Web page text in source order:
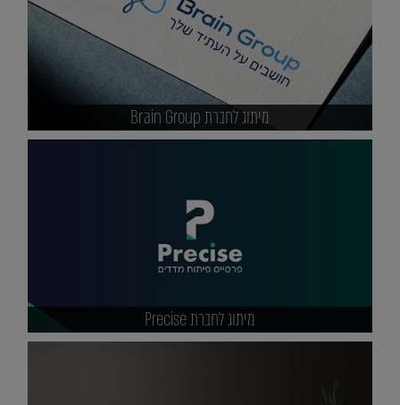
מיתוג לחברת Brain Group
מיתוג לחברת Precise